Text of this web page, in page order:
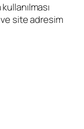
site adresim